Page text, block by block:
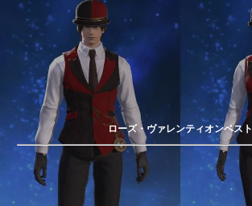
ローズ・ヴァレンティオンベスト